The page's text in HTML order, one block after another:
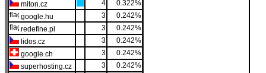
miton.cz
4
0.322%
google.hu
3
0.242%
redefine.pl
3
0.242%
lidos.cz
3
0.242%
google.ch
3
0.242%
superhosting.cz
3
0.242%